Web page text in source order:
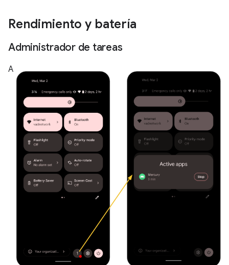
Rendimiento y batería
Administrador de tareas
A